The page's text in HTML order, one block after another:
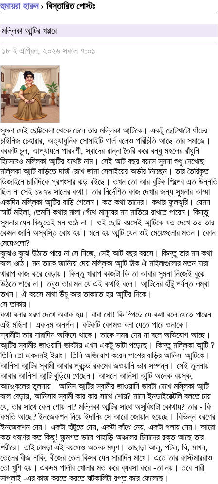
হুমায়রা হারুন› বিস্তারিত পোস্টঃ
মল্লিকা আন্টির খপ্পরে
১৮ ই এপ্রিল, ২০২৬ সকাল ৭:০১
সুমনা সেই ছোট্টবেলা থেকে চেনে তার মল্লিকা আন্টিকে। একটু ছোটখাটো ধাঁচের
চাইনিজ চেহারার, অত্যাধুনিক সোসাইটি গার্ল বলেও পরিচিতি আছে তার সমাজে।
ববকাট চুল, আপ্যায়নে পারদর্শী, স্বাদের রান্না তৈরি করে বন্ধু মহলের রাঁধুনি
হিসেবেও মল্লিকা আন্টির যথেষ্ট নাম। সেই আট বছর বয়সে সুমনা শুধু দেখেছে
মল্লিকা আন্টি বাড়িতে দর্জি রেখে জামা সেলাইয়ের অর্ডার নিচ্ছেন। তার তৈরিকৃত
ডিজাইনে চারিদিকে প্রশংসার ঝড় বইছে। তখন তো আর বুটিক শিল্পের এত উন্নতি
ছিল না সেই ১৯৭৯ সালের কথা। তার নির্দেশিত কাজ দেখার জন্য সুমনার আম্মা
একদিন মল্লিকা আন্টির বাড়ি গেলেন। কত কথা তাদের। কথার ফুলঝুরি। যেমন
স্মার্ট মহিলা, তেমনি কথার মালা গেঁথে মানুষের মন মাতিয়ে রাখতে পারেন। কিন্তু
সুমনার যেন কিছুতেই মন ওঠে না । ওই ছোট্ট বয়সেই আন্টিকে যত দেখে তত তার
কেমন জানি অস্বস্তি বোধ হয়। মনে হয় আন্টি যেন ওই মেয়েগুলোর মতন। কোন
মেয়েগুলো?
বুঝেও বুঝে উঠতে পারে না সে নিজে, সেই আট বছর বয়সে। কিন্তু তার মন কথা
বলে ওঠে। মন তাকে জানিয়ে দেয় মল্লিকা আন্টি ঠিক ঐ মহিলাগুলোর মতন যারা
খারাপ কাজ করে বেড়ায়। কিন্তু খারাপ কাজটা কি তা আবার সুমনা নিজেই বুঝে
উঠতে পারে না। তবুও তার মন যে এই কথাই বলে। আন্টিদের হাঁটু পর্যন্ত লম্বা
তখন। ঐ বয়সে মাথা উঁচু করে তাকাতে হয় আন্টির দিকে।
সে তাকায়।
কথা বলার ধরণ দেখে অবাক হয়। বাবা গো! কি স্পিডে যে কথা বলে যেতে পারেন
এই মহিলা। একদম অনর্গল। কটকটি বেগমও বলা যেতে পারে ওনাকে।
স্বামীটা তার সারাদিন অফিসে থাকে। তাকে সময় দেয় না বলে অভিযোগ আছে।
আন্টির স্বামীর জাওয়ানি ভাবটায় এখন একটু ভাটা পড়েছে। কিন্তু মল্লিকা আন্টি ?
তিনি তো একদমই ইয়াং। তিনি অভিযোগ করেন পাশের বাড়ির আনিসা আন্টিকে।
আনিসা আন্টির স্বামী আবার প্রচন্ড রকমের জওয়ানি ভাব সম্পন্ন। সেই তুলনায়
আবার আনিসা আন্টি বুড়িয়ে গেছেন। আসলে আনিসা আন্টি অনেক বয়স্ক,
আঙ্কেলের তুলনায়। আনিস আন্টির স্বামীর জাওয়ানি ভাবটা দেখে মল্লিকা আন্টি
বলে বেড়ায়, আনিসার স্বামী কার কার সাথে শোয়? মানে ইনডাইরেক্টলি বলতে চায়
যে, তার সাথে কেন শোয় না? মল্লিকা আন্টির সাথে অসুবিধাটা কোথায়? তার - কি
কমতি আছে? ইনজেকশন নিয়ে ইদানিং সে আরো জোয়ান হয়েছে। বিভিন্ন ধরণের
ইনজেকশন নেয়। একটা হাঁটুতে নেয়, একটা কাঁধে নেয়, একটা গলায় নেয়। আরো
কত ধরণের কত কিছু! জন্মগত ভাবে পাহাড়ি অঞ্চলের চিনাদের রক্ত আছে তার
শরীরে। তাই চামড়া এই বয়সেও অনেক মসৃণ। তাছাড়া আলু, পটল, ঘি, মাখন,
তেলের বীজ নাকি, বীজের তেল কিসব যেন সারাদিন মাখে। এতে তার কাস্টমাররাও
তো খুশি হয়। একদম পার্লার খোলার মত করে ব্যবসা করে -তা নয়। তবে নারী
সাপ্লাই -এর কাজ করতে করতে ঘটকালিটা রপ্ত করে ফেলেছে।